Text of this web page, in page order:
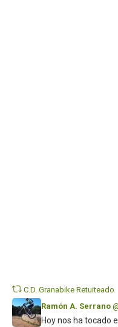
C.D. Granabike Retuiteado
Ramón A. Serrano
Hoy nos ha tocado